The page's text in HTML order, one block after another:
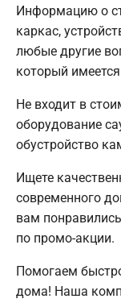
Информацию о
каркас,
любые другие
который
Не входит в
оборудование
обустройство
Ищете
современного
вам
по промо-акции.
Помогаем
дома! Наша